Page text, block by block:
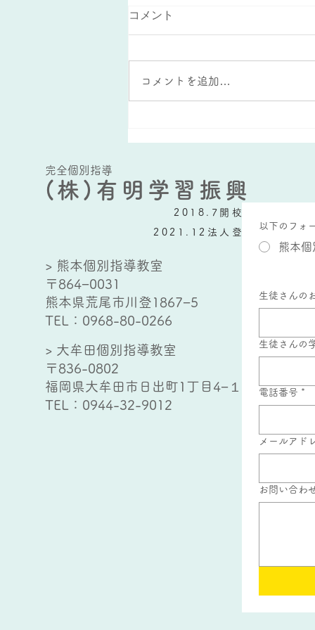
方法
コメント
コメントを追加…
完全個別指導
(株)有明学習振興
2018.7開校
2021.12法人登記
> 熊本個別指導教室
〒864−0031
熊本県荒尾市川登1867−5
TEL： 0968-80-0266
> 大牟田個別指導教室
〒836-0802
福岡県大牟田市日出町1丁目4−１
TEL： 0944-32-9012
以下のフォ
熊本個
生徒さんの
生徒さんの
電話番号 *
メールアド
お問い合わ